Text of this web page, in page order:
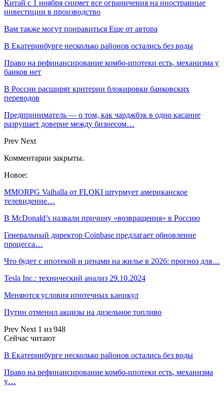
Китай с 1 ноября снимет все ограничения на иностранные
инвестиции в производство
Вам также могут понравиться Еще от автора
В Екатеринбурге несколько районов остались без воды
Право на рефинансирование комбо-ипотеки есть, механизма у
банков нет
В России расширят критерии блокировки банковских
переводов
Предприниматель — о том, как чарджбэк в одно касание
разрушает доверие между бизнесом…
Prev Next
Комментарии закрыты.
Новое:
MMORPG Valhalla от FLOKI штурмует американское
телевидение…
В McDonald’s назвали причину «возвращения» в Россию
Генеральный директор Coinbase предлагает обновление
процесса…
Что будет с ипотекой и ценами на жилье в 2026: прогноз для…
Tesla Inc.: технический анализ 29.10.2024
Меняются условия ипотечных каникул
Путин отменил акцизы на дизельное топливо
Prev Next 1 из 948
Сейчас читают
В Екатеринбурге несколько районов остались без воды
Право на рефинансирование комбо-ипотеки есть, механизма
у…